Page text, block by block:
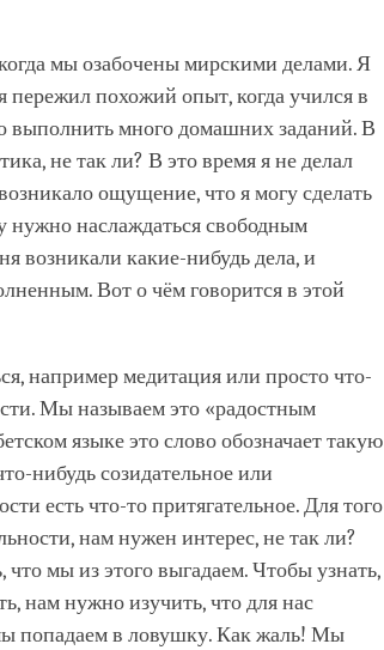
мы озабочены мирскими делами. Я
пережил похожий опыт, когда учился в
выполнить много домашних заданий. В
не так ли? В это время я не делал
ощущение, что я могу сделать
нужно наслаждаться свободным
возникали какие-нибудь дела, и
Вот о чём говорится в этой
например медитация или просто что-
Мы называем это «радостным
языке это слово обозначает такую
нибудь созидательное или
есть что-то притягательное. Для того
нам нужен интерес, не так ли?
мы из этого выгадаем. Чтобы узнать,
нам нужно изучить, что для нас
попадаем в ловушку. Как жаль! Мы